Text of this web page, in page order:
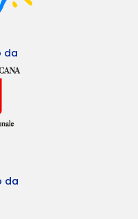
da
da